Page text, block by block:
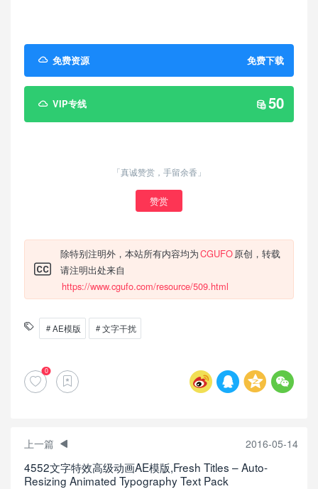
免费资源 免费下载
VIP专线 50
「真诚赞赏，手留余香」
赞赏
除特别注明外，本站所有内容均为CGUFO 原创，转载
请注明出处来自
https://www.cgufo.com/resource/509.html
AE模版 文字干扰
0
上一篇 2016-05-14
4552文字特效高级动画AE模版,Fresh Titles – Auto-
Resizing Animated Typography Text Pack